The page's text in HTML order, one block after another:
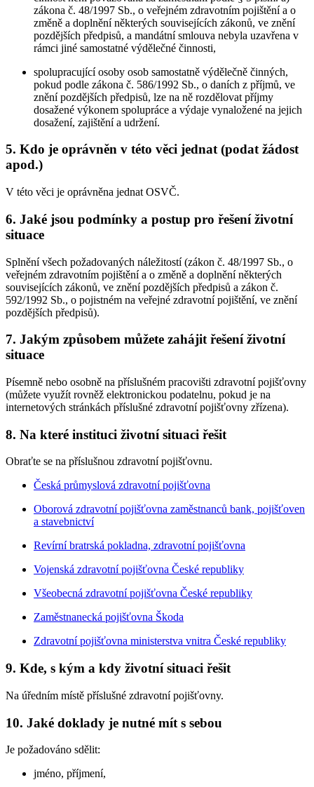
zákona č. 48/1997 Sb., o veřejném zdravotním pojištění a o
změně a doplnění některých souvisejících zákonů, ve znění
pozdějších předpisů, a mandátní smlouva nebyla uzavřena v
rámci jiné samostatné výdělečné činnosti,
spolupracující osoby osob samostatně výdělečně činných,
pokud podle zákona č. 586/1992 Sb., o daních z příjmů, ve
znění pozdějších předpisů, lze na ně rozdělovat příjmy
dosažené výkonem spolupráce a výdaje vynaložené na jejich
dosažení, zajištění a udržení.
5. Kdo je oprávněn v této věci jednat (podat žádost
apod.)
V této věci je oprávněna jednat OSVČ.
6. Jaké jsou podmínky a postup pro řešení životní
situace
Splnění všech požadovaných náležitostí (zákon č. 48/1997 Sb., o
veřejném zdravotním pojištění a o změně a doplnění některých
souvisejících zákonů, ve znění pozdějších předpisů a zákon č.
592/1992 Sb., o pojistném na veřejné zdravotní pojištění, ve znění
pozdějších předpisů).
7. Jakým způsobem můžete zahájit řešení životní
situace
Písemně nebo osobně na příslušném pracovišti zdravotní pojišťovny
(můžete využít rovněž elektronickou podatelnu, pokud je na
internetových stránkách příslušné zdravotní pojišťovny zřízena).
8. Na které instituci životní situaci řešit
Obraťte se na příslušnou zdravotní pojišťovnu.
Česká průmyslová zdravotní pojišťovna
Oborová zdravotní pojišťovna zaměstnanců bank, pojišťoven
a stavebnictví
Revírní bratrská pokladna, zdravotní pojišťovna
Vojenská zdravotní pojišťovna České republiky
Všeobecná zdravotní pojišťovna České republiky
Zaměstnanecká pojišťovna Škoda
Zdravotní pojišťovna ministerstva vnitra České republiky
9. Kde, s kým a kdy životní situaci řešit
Na úředním místě příslušné zdravotní pojišťovny.
10. Jaké doklady je nutné mít s sebou
Je požadováno sdělit:
jméno, příjmení,